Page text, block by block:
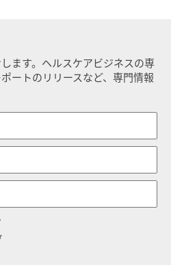
ます。ヘルスケアビジネスの専
ートのリリースなど、専門情報